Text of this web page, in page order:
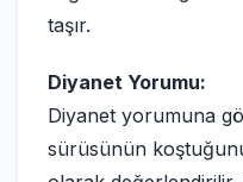
taşır.
Diyanet Yorumu:
Diyanet yorumuna
sürüsünün